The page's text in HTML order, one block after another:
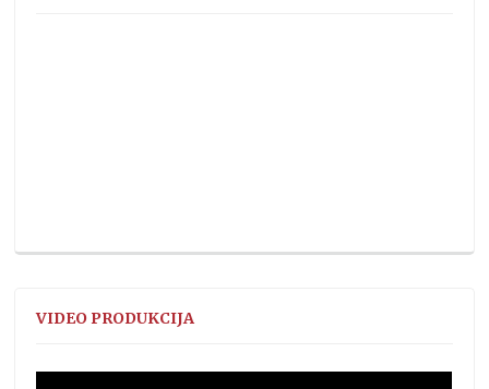
VIDEO PRODUKCIJA